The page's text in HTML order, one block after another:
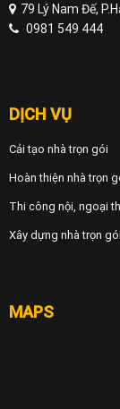
79 Lý Nam Đế,
0981 549 444
DỊCH VỤ
Cải tạo nhà trọn gói
Hoàn thiện nhà trọn
Thi công nội, ngoại
Xây dựng nhà trọn
MAPS